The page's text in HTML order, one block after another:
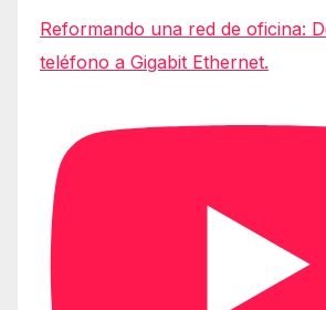
Reformando una red de oficina:
teléfono a Gigabit Ethernet.